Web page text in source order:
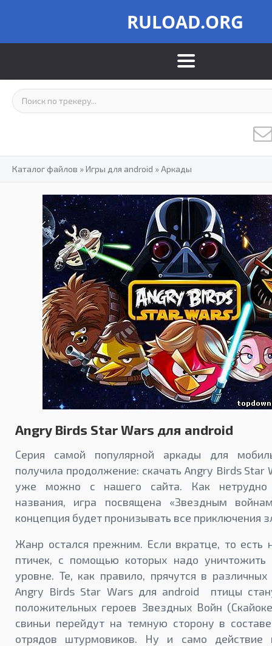
RULOAD.ORG
Каталог файлов »Игры для android »Аркады
Angry Birds Star Wars для android
Серия самой популярной аркады для
получила продолжение: скачать Angry Birds Star
уже можно с нашего сайта. Как нетрудно
названия, игра посвящена «Звездным
концепция будет пронизывать все приключения
Жанр остался прежним. Если вкратце, то есть
птичек, с помощью которых надо уничтожить
уровне. Те, как правило, прячутся в
Angry Birds Star Wars для android птицы
положительных героев Звездных Войн
свиньи перейдут на темную сторону в
отрядов штурмовиков. Ну и само действие